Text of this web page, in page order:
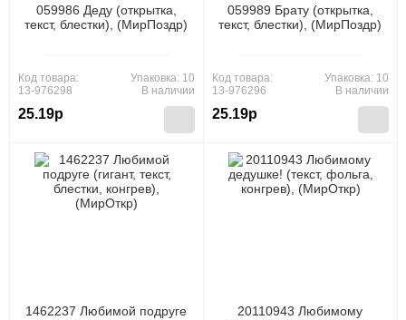
059986 Деду (открытка,
текст, блестки), (МирПоздр)
Код товара:
13-976298
25.19р
Упаковка: 10
В наличии
059989 Брату (открытка,
текст, блестки), (МирПоздр)
Код товара:
13-976296
25.19р
Упаковка: 10
В наличии
1462237 Любимой подруге
20110943 Любимому